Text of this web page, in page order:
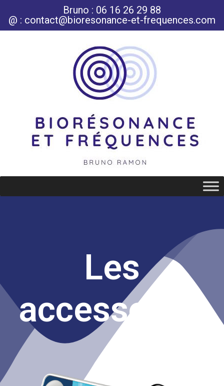
Bruno : 06 16 26 29 88
@ : contact@bioresonance-et-frequences.com
Les
accessoires